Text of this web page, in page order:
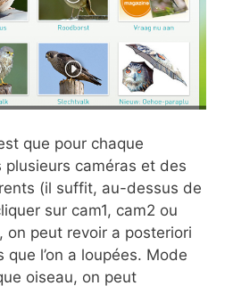
que pour chaque
caméras et des
(il suffit, au-dessus de
sur cam1, cam2 ou
on peut revoir a posteriori
l’on a loupées. Mode
oiseau, on peut